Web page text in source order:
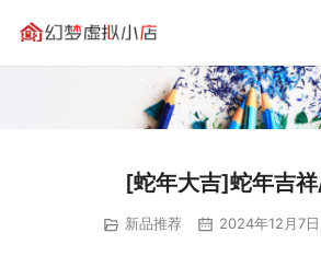
[蛇年大吉]蛇年吉
新品推荐 2024年12月7